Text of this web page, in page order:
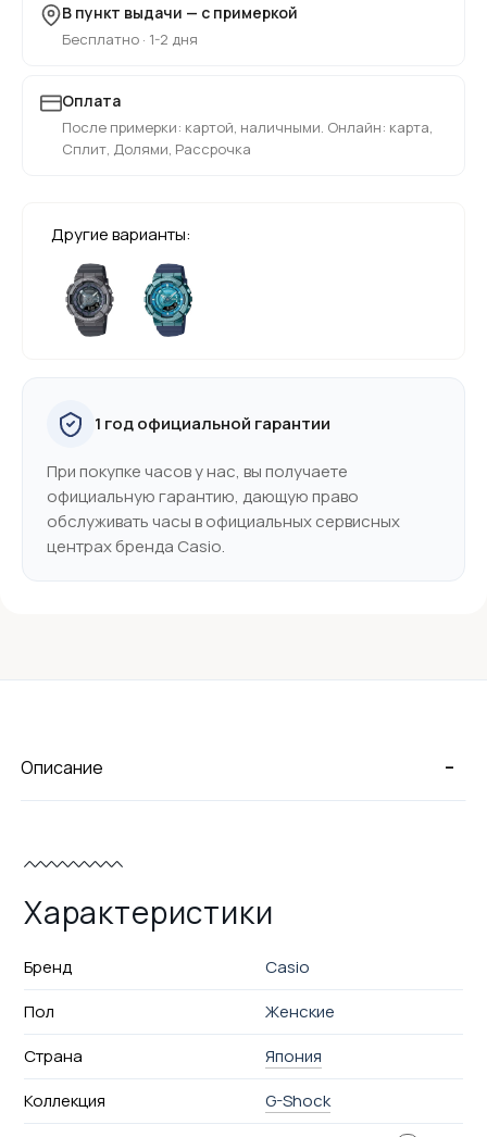
В пункт выдачи — с примеркой
Бесплатно · 1-2 дня
Оплата
После примерки: картой, наличными. Онлайн: карта,
Сплит, Долями, Рассрочка
Другие варианты:
1 год официальной гарантии
При покупке часов у нас, вы получаете
официальную гарантию, дающую право
обслуживать часы в официальных сервисных
центрах бренда Casio.
-
Описание
Характеристики
Бренд
Casio
Пол
Женские
Страна
Япония
Коллекция
G-Shock